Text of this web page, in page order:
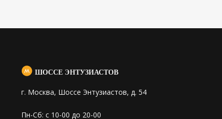
ШОССЕ ЭНТУЗИАСТОВ
г. Москва, Шоссе Энтузиастов, д. 54
Пн-Сб: с 10-00 до 20-00